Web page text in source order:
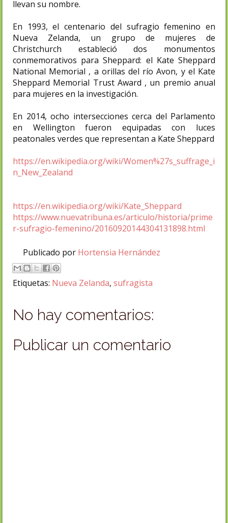
llevan su nombre.
En 1993, el centenario del sufragio femenino en
Nueva Zelanda, un grupo de mujeres de
Christchurch estableció dos monumentos
conmemorativos para Sheppard: el Kate Sheppard
National Memorial , a orillas del río Avon, y el Kate
Sheppard Memorial Trust Award , un premio anual
para mujeres en la investigación.
En 2014, ocho intersecciones cerca del Parlamento
en Wellington fueron equipadas con luces
peatonales verdes que representan a Kate Sheppard
https://en.wikipedia.org/wiki/Women%27s_suffrage_i
n_New_Zealand
https://en.wikipedia.org/wiki/Kate_Sheppard
https://www.nuevatribuna.es/articulo/historia/prime
r-sufragio-femenino/20160920144304131898.html
Publicado por Hortensia Hernández
Etiquetas: Nueva Zelanda, sufragista
No hay comentarios:
Publicar un comentario